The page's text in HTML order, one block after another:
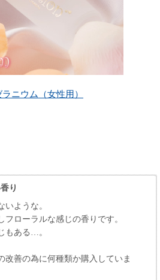
ニウム（女性用）
り
いような。
ローラルな感じの香りです。
もある…。
改善の為に何種類か購入していま